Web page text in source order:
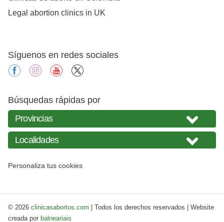
Legal abortion clinics in UK
Síguenos en redes sociales
facebookinstagramyoutube
Búsquedas rápidas por
Personaliza tus cookies
© 2026 clinicasabortos.com | Todos los derechos reservados | Website
creada por balneariais